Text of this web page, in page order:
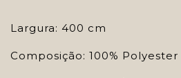
Largura: 400 cm
Composição: 100% Polyester